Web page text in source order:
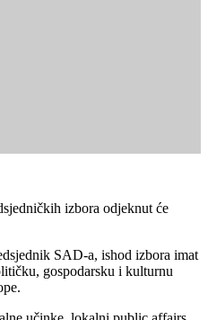
izbora odjeknut će
SAD-a, ishod izbora imat
gospodarsku i kulturnu